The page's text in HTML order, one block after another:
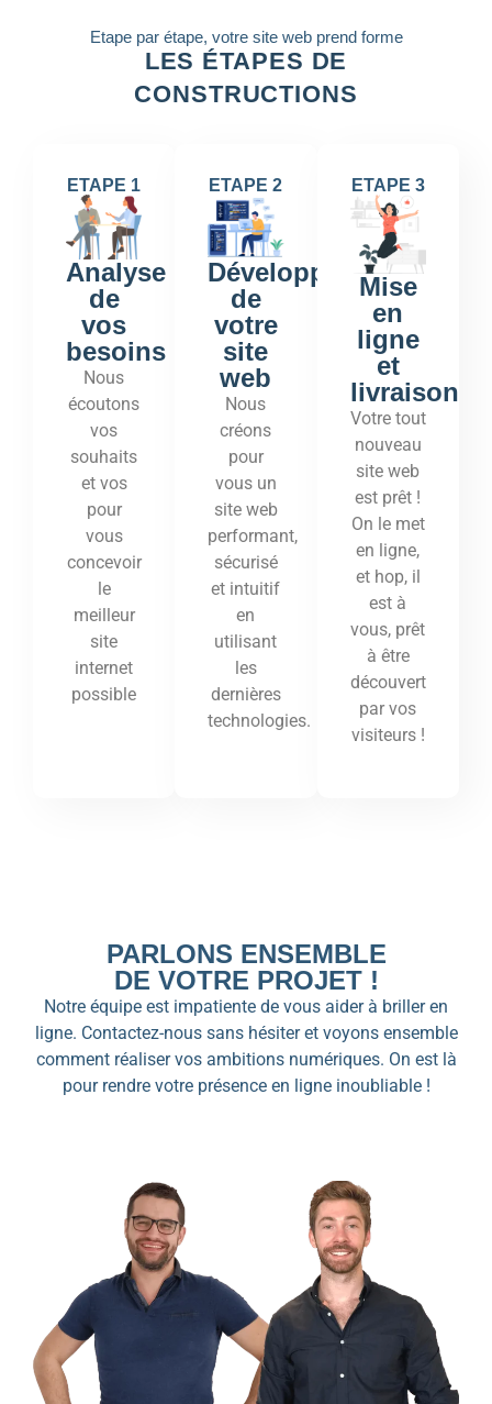
Etape par étape, votre site web prend forme
LES ÉTAPES DE
CONSTRUCTIONS
ETAPE 1
Analyse
de
vos
besoins
Nous
écoutons
vos
souhaits
et vos
pour
vous
concevoir
le
meilleur
site
internet
possible
ETAPE 2
Développement
de
votre
site
web
Nous
créons
pour
vous un
site web
performant,
sécurisé
et intuitif
en
utilisant
les
dernières
technologies.
ETAPE 3
Mise
en
ligne
et
livraison
Votre tout
nouveau
site web
est prêt !
On le met
en ligne,
et hop, il
est à
vous, prêt
à être
découvert
par vos
visiteurs !
PARLONS ENSEMBLE
DE VOTRE PROJET !
Notre équipe est impatiente de vous aider à briller en
ligne. Contactez-nous sans hésiter et voyons ensemble
comment réaliser vos ambitions numériques. On est là
pour rendre votre présence en ligne inoubliable !